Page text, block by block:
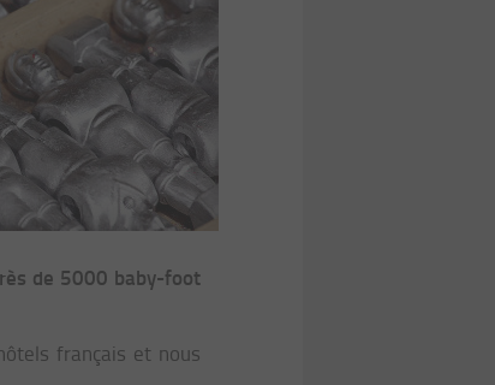
de 5000 baby-foot
français et nous